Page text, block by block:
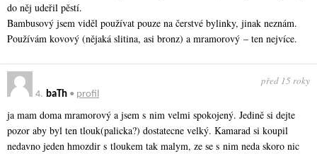
do něj udeřil pěstí.
Bambusový jsem viděl používat pouze na čerstvé bylinky, jinak neznám.
Používám kovový (nějaká slitina, asi bronz) a mramorový – ten nejvíce.
4. baTh • profil
před 15 roky
ja mam doma mramorový a jsem s nim velmi spokojený. Jedině si dejte
pozor aby byl ten tlouk(palicka?) dostatecne velký. Kamarad si koupil
nedavno jeden hmozdir s tloukem tak malym, ze se s nim neda skoro nic